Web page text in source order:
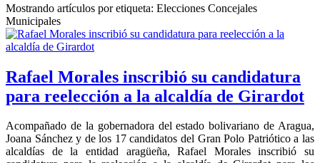
Mostrando artículos por etiqueta: Elecciones Concejales
Municipales
Rafael Morales inscribió su candidatura
para reelección a la alcaldía de Girardot
Acompañado de la gobernadora del estado bolivariano de Aragua,
Joana Sánchez y de los 17 candidatos del Gran Polo Patriótico a las
alcaldías de la entidad aragüeña, Rafael Morales inscribió su